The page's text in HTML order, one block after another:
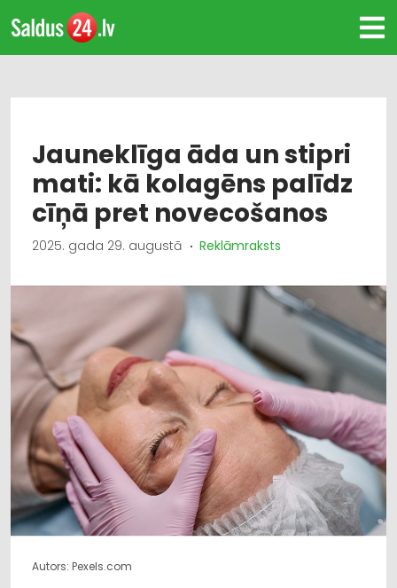
Jauneklīga āda un stipri
mati: kā kolagēns palīdz
cīņā pret novecošanos
2025. gada 29. augustā Reklāmraksts
Autors: Pexels.com